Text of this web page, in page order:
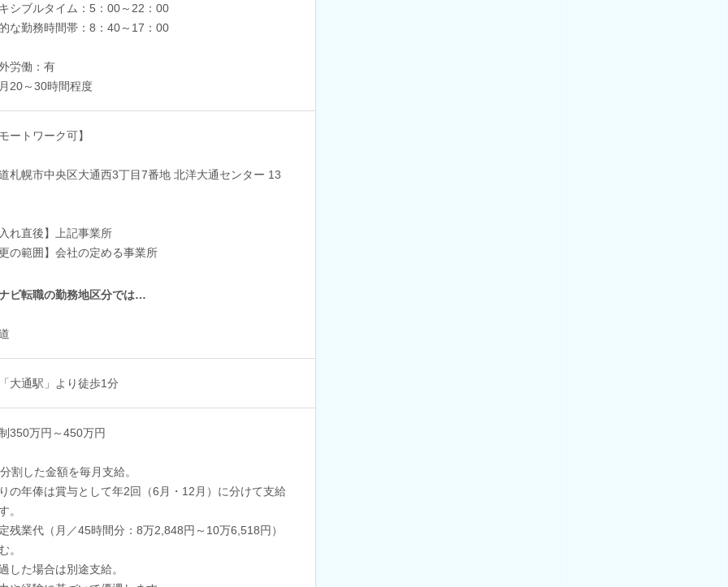
シブルタイム：5：00～22：00
な勤務時間帯：8：40～17：00
労働：有
20～30時間程度
ートワーク可】
札幌市中央区大通西3丁目7番地 北洋大通センター 13
れ直後】上記事業所
の範囲】会社の定める事業所
ビ転職の勤務地区分では…
大通駅」より徒歩1分
350万円～450万円
割した金額を毎月支給。
の年俸は賞与として年2回（6月・12月）に分けて支給
。
残業代（月／45時間分：8万2,848円～10万6,518円）
。
した場合は別途支給。